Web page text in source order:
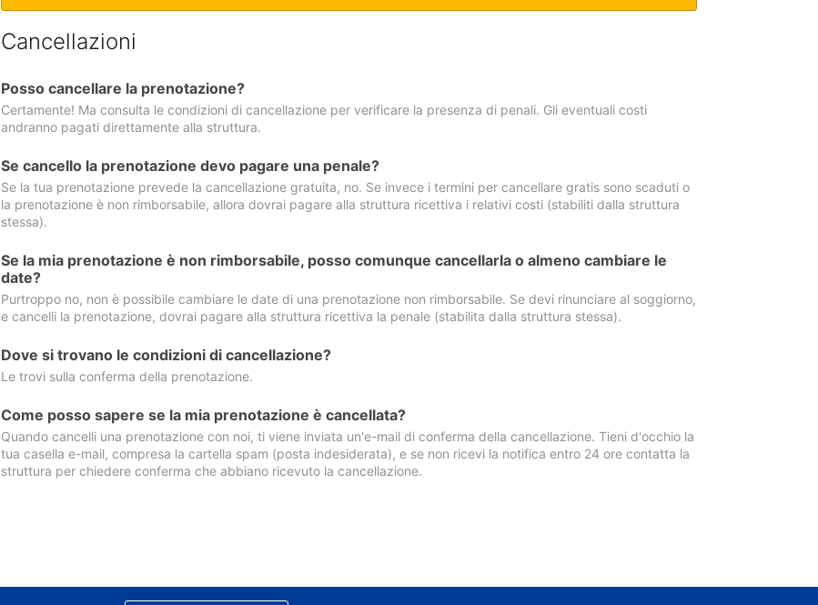
Cancellazioni
Posso cancellare la prenotazione?
Certamente! Ma consulta le condizioni di cancellazione per verificare la presenza di penali. Gli eventuali costi
andranno pagati direttamente alla struttura.
Se cancello la prenotazione devo pagare una penale?
Se la tua prenotazione prevede la cancellazione gratuita, no. Se invece i termini per cancellare gratis sono scaduti o
la prenotazione è non rimborsabile, allora dovrai pagare alla struttura ricettiva i relativi costi (stabiliti dalla struttura
stessa).
Se la mia prenotazione è non rimborsabile, posso comunque cancellarla o almeno cambiare le
date?
Purtroppo no, non è possibile cambiare le date di una prenotazione non rimborsabile. Se devi rinunciare al soggiorno,
e cancelli la prenotazione, dovrai pagare alla struttura ricettiva la penale (stabilita dalla struttura stessa).
Dove si trovano le condizioni di cancellazione?
Le trovi sulla conferma della prenotazione.
Come posso sapere se la mia prenotazione è cancellata?
Quando cancelli una prenotazione con noi, ti viene inviata un'e-mail di conferma della cancellazione. Tieni d'occhio la
tua casella e-mail, compresa la cartella spam (posta indesiderata), e se non ricevi la notifica entro 24 ore contatta la
struttura per chiedere conferma che abbiano ricevuto la cancellazione.